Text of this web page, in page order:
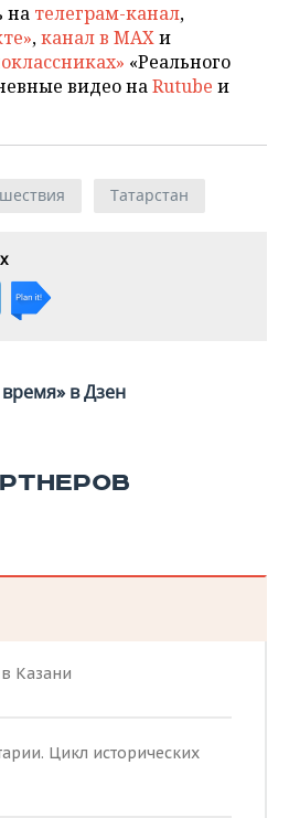
на телеграм-канал,
,канал в MAXи
«Реального
видео наRutube и
Татарстан
в Дзен
Казани
Цикл исторических